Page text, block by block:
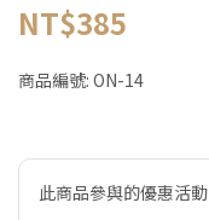
NT$385
商品編號: ON-14
此商品參與的優惠活動